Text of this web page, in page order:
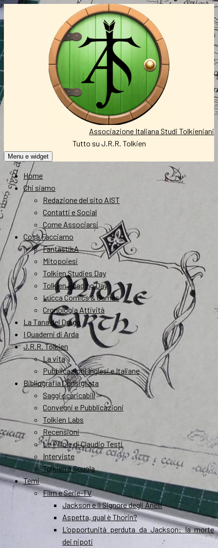
Vai
al
Associazione Italiana Studi Tolkieniani
Tutto su J.R.R. Tolkien
Menu e widget
Home
Chi siamo
Redazione del sito AIST
Contatti e Social
Come Associarsi
Cosa Facciamo
FantastikA
Mitopoiesi
Tolkien Studies Day
Tolkien Reading Day
Lucca Comics & Games
Cronologia Attività
La Tana del Drago
I Quaderni di Arda
J.R.R. Tolkien
La vita
Pubblicazioni Inglesi e Italiane
Bibliografia Consigliata
Saggi scaricabili
Convegni e Pubblicazioni
Tolkien Labs
Recensioni
Le Pillole di Claudio Testi
Interviste
Tolkien a Scuola
Temi
Film e Serie-TV
Jackson e il Signore degli Anelli
Aspetta, qual è Thorin?
L’opportunità perduta da Jackson: la morte
dei nipoti